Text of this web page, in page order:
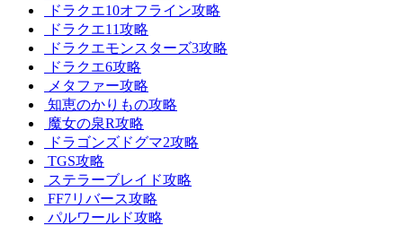
ドラクエ10オフライン攻略
ドラクエ11攻略
ドラクエモンスターズ3攻略
ドラクエ6攻略
メタファー攻略
知恵のかりもの攻略
魔女の泉R攻略
ドラゴンズドグマ2攻略
TGS攻略
ステラーブレイド攻略
FF7リバース攻略
パルワールド攻略